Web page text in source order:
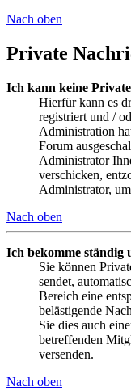
Nach oben
Private
Ich kann keine
Hierfür kann es
registriert und /
Administration
Forum
Administrator
verschicken,
Administrator,
Nach oben
Ich bekomme ständig
Sie können
sendet,
Bereich eine
belästigende
Sie dies auch
betreffenden
versenden.
Nach oben